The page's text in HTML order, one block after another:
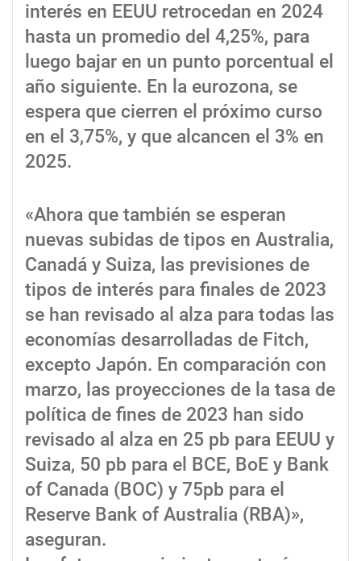
interés en EEUU retrocedan en 2024
hasta un promedio del 4,25%, para
luego bajar en un punto porcentual el
año siguiente. En la eurozona, se
espera que cierren el próximo curso
en el 3,75%, y que alcancen el 3% en
2025.
«Ahora que también se esperan
nuevas subidas de tipos en Australia,
Canadá y Suiza, las previsiones de
tipos de interés para finales de 2023
se han revisado al alza para todas las
economías desarrolladas de Fitch,
excepto Japón. En comparación con
marzo, las proyecciones de la tasa de
política de fines de 2023 han sido
revisado al alza en 25 pb para EEUU y
Suiza, 50 pb para el BCE, BoE y Bank
of Canada (BOC) y 75pb para el
Reserve Bank of Australia (RBA)»,
aseguran.